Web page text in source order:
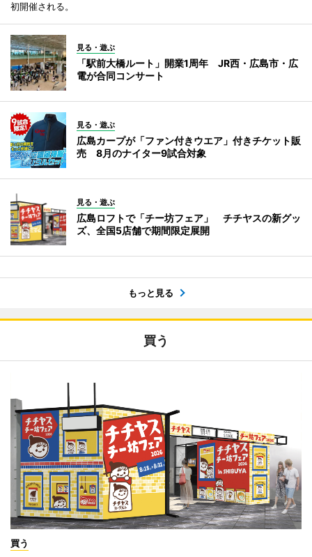
初開催される。
見る・遊ぶ
「駅前大橋ルート」開業1周年 JR西・広島市・広
電が合同コンサート
見る・遊ぶ
広島カープが「ファン付きウエア」付きチケット販
売 8月のナイター9試合対象
見る・遊ぶ
広島ロフトで「チー坊フェア」 チチヤスの新グッ
ズ、全国5店舗で期間限定展開
もっと見る
買う
買う